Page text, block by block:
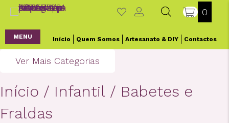
0
MENU Início Quem Somos Artesanato & DIY Contactos
Início / Infantil / Babetes e
Fraldas
Ver Mais Categorias